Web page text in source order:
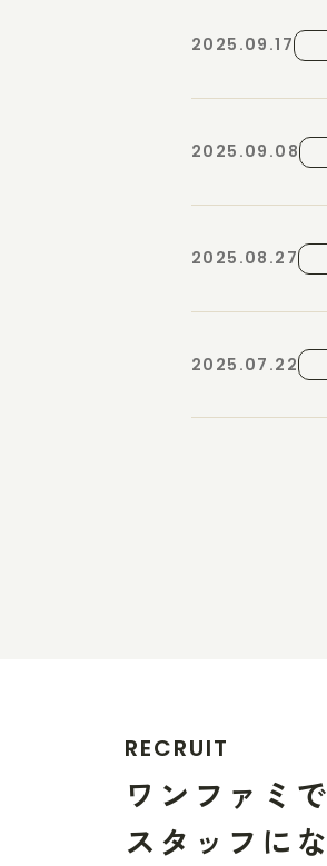
2025.09.17
2025.09.08
2025.08.27
2025.07.22
RECRUIT
ワ ン フ ァ ミ で
ス タ ッ フ に な